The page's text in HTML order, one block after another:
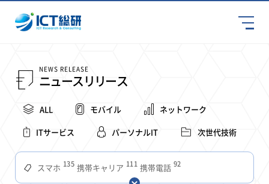
NEWS RELEASE
ニュースリリース
ALL モバイル
ネットワーク
ITサービス
パーソナルIT 次世代技術
スマホ 135 携帯キャリア 111 携帯電話 92